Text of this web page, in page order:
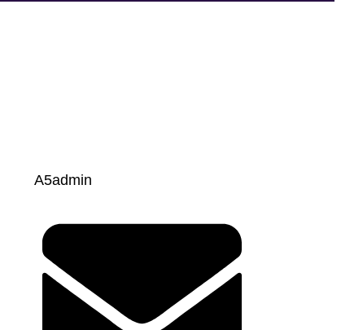
A5admin